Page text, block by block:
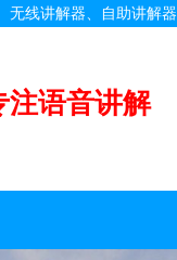
线讲解器、自助讲解
注语音讲解